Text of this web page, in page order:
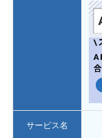
サービス名